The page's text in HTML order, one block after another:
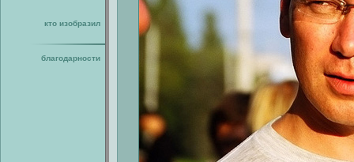
кто изобразил
благодарности